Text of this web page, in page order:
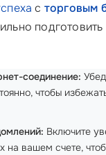
с торговым
соединение:
чтобы
Включите
на вашем счете,